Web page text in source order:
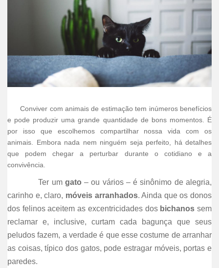
Conviver com animais de estimação tem inúmeros benefícios
e pode produzir uma grande quantidade de bons momentos. É
por isso que escolhemos compartilhar nossa vida com os
animais. Embora nada nem ninguém seja perfeito, há detalhes
que podem chegar a perturbar durante o cotidiano e a
convivência.
Ter um gato– ou vários – é sinônimo de alegria,
carinho e, claro, móveis arranhados. Ainda que os donos
dos felinos aceitem as excentricidades dos bichanossem
reclamar e, inclusive, curtam cada bagunça que seus
peludos fazem, a verdade é que esse costume de arranhar
as coisas, típico dos gatos, pode estragar móveis, portas e
paredes.